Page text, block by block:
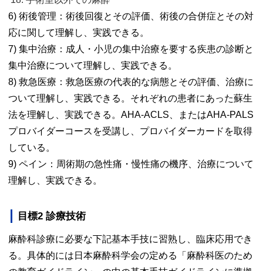
6) 術後管理：術後回復とその評価、術後の合併症とその対
応に関して理解し、実践できる。
7) 集中治療：成人・小児の集中治療を要する疾患の診断と
集中治療について理解し、実践できる。
8) 救急医療：救急医療の代表的な病態とその評価、治療に
ついて理解し、実践できる。それぞれの患者にあった蘇生
法を理解し、実践できる。AHA-ACLS、またはAHA-PALS
プロバイダーコースを受講し、プロバイダーカードを取得
している。
9) ペイン：周術期の急性痛・慢性痛の機序、治療について
理解し、実践できる。
目標2 診療技術
麻酔科診療に必要な下記基本手技に習熟し、臨床応用でき
る。具体的には日本麻酔科学会の定める「麻酔科医のため